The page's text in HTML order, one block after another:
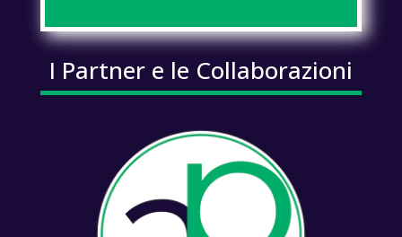
I Partner e le Collaborazioni